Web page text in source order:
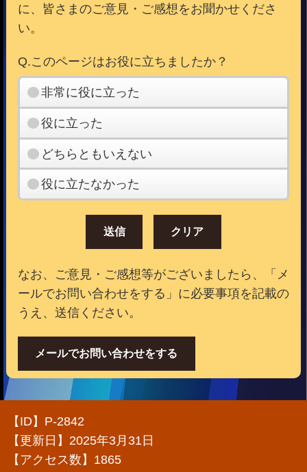
に、皆さまのご意見・ご感想をお聞かせくださ
い。
Q.このページはお役に立ちましたか？
非常に役に立った
役に立った
どちらともいえない
役に立たなかった
なお、ご意見・ご感想等がございましたら、「メ
ールでお問い合わせをする」に必要事項を記載の
うえ、送信ください。
メールでお問い合わせをする
【ID】 P-2842
【更新日】 2025年3月31日
【アクセス数】 1865